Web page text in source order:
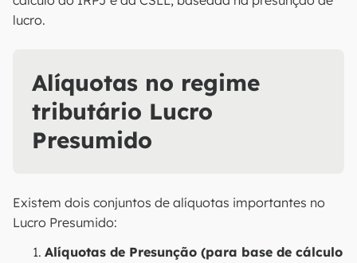
lucro.
Alíquotas no regime
tributário Lucro
Presumido
Existem dois conjuntos de alíquotas importantes no
Lucro Presumido:
Alíquotas de Presunção (para base de cálculo